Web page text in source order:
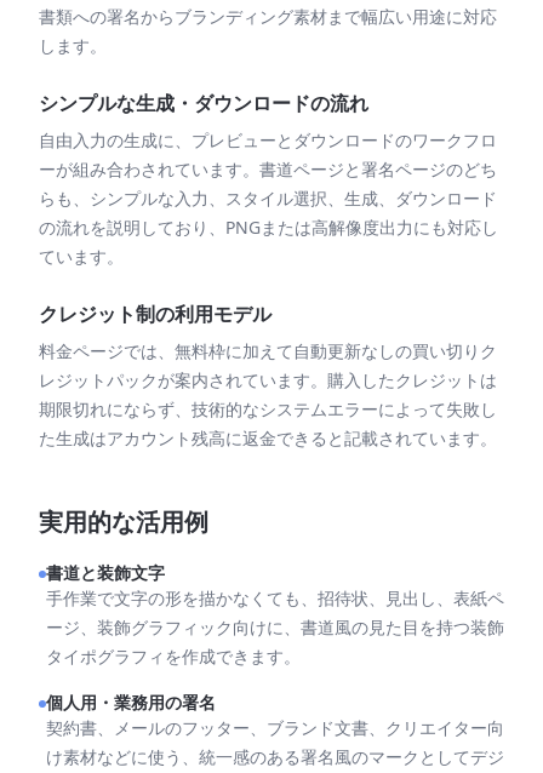
書類への署名からブランディング素材まで幅広い用途に対応
します。
シンプルな生成・ダウンロードの流れ
自由入力の生成に、プレビューとダウンロードのワークフロ
ーが組み合わされています。書道ページと署名ページのどち
らも、シンプルな入力、スタイル選択、生成、ダウンロード
の流れを説明しており、PNGまたは高解像度出力にも対応し
ています。
クレジット制の利用モデル
料金ページでは、無料枠に加えて自動更新なしの買い切りク
レジットパックが案内されています。購入したクレジットは
期限切れにならず、技術的なシステムエラーによって失敗し
た生成はアカウント残高に返金できると記載されています。
実用的な活用例
書道と装飾文字
手作業で文字の形を描かなくても、招待状、見出し、表紙ペ
ージ、装飾グラフィック向けに、書道風の見た目を持つ装飾
タイポグラフィを作成できます。
個人用・業務用の署名
契約書、メールのフッター、ブランド文書、クリエイター向
け素材などに使う、統一感のある署名風のマークとしてデジ